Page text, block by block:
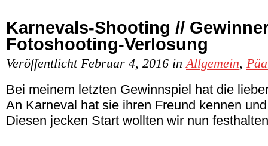
Karnevals-Shooting //
Fotoshooting-Verlosung
Veröffentlicht Februar 4, 2016 inAllgemein,
Bei meinem letzten Gewinnspiel hat die
An Karneval hat sie ihren Freund kennen
Diesen jecken Start wollten wir nun